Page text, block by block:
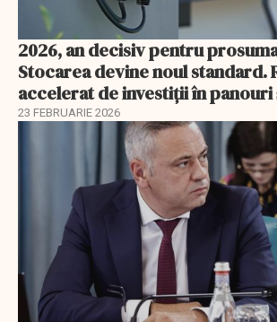
2026, an decisiv pentru
Stocarea devine noul standard.
accelerat de investiții în
23 FEBRUARIE 2026